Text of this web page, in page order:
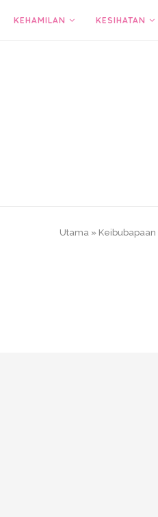
KEHAMILAN KESIHATAN
Utama » Keibubapaan